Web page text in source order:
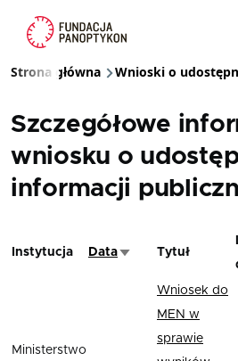
Ścieżka nawigacyjna
Strona główna Wnioski o
Szczegółowe
wniosku o
informacji
Instytucja DataSortuj rosnąco
Tytuł
Ministerstwo
Wniosek do
MEN w
sprawie